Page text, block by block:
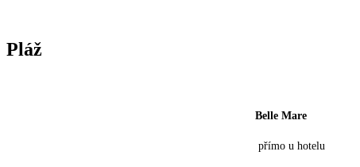
Pláž
Belle Mare
přímo u hotelu